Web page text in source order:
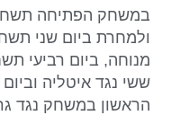
במשחק הפתיחה
ולמחרת ביום שני
מנוחה, ביום רביעי
ששי נגד איטליה
הראשון במשחק נגד